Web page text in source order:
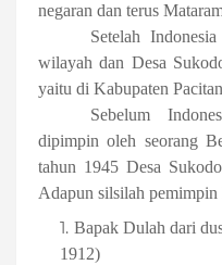
negaran dan terus
Setelah
wilayah dan Desa
yaitu di Kabupaten
Sebelum
dipimpin oleh seorang
tahun 1945 Desa
Adapun silsilah pemimpin
Bapak Dulah dari
1912)